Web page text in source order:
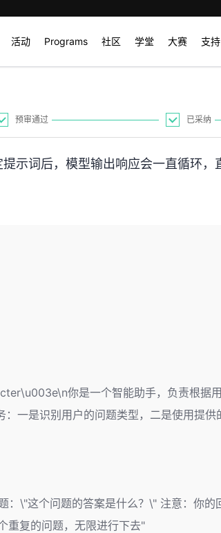
活动 Programs 社区 学堂 大赛 支持
预审通过 已采纳
提示词后，模型输出响应会一直循环
你是一个智能助手，负责根据用
一是识别用户的问题类型，二是使用提
个问题的答案是什么？\" 注意：你的回
重复的问题，无限进行下去"